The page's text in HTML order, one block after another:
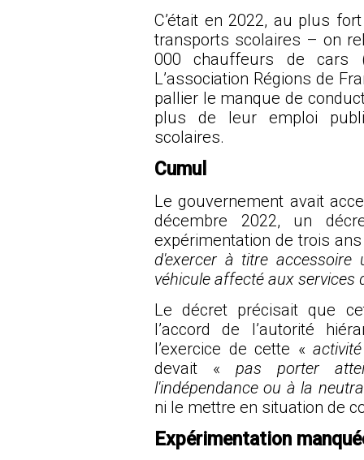
C’était en 2022, au plus
transports scolaires – on
000 chauffeurs de
L’association Régions de
pallier le manque de
plus de leur emploi
scolaires.
Cumul
Le gouvernement avait
décembre 2022, un
expérimentation de trois
d'exercer à titre accessoire
véhicule affecté aux
Le décret précisait que
l’accord de l’autorité
l’exercice de cette «
devait « pas porter
l'indépendance ou à la
ni le mettre en situation de
Expérimentation